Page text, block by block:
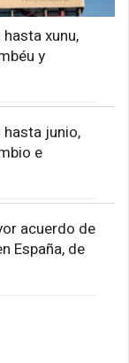
xunu,
y
junio,
e
acuerdo de
España, de